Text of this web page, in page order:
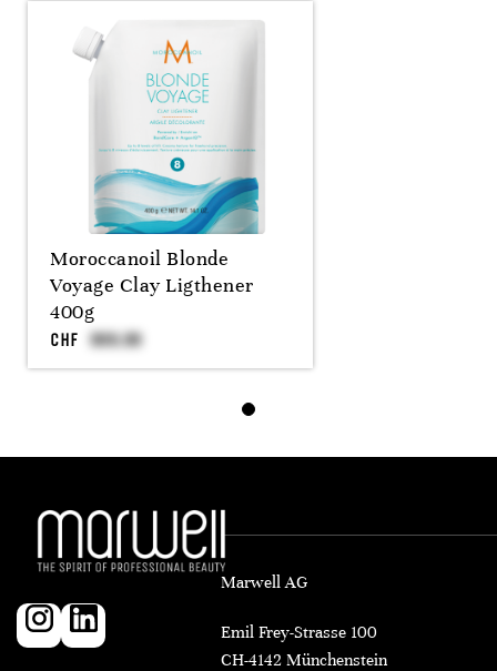
Moroccanoil Blonde
Voyage Clay Ligthener
400g
CHF
Marwell AG
Emil Frey-Strasse 100
CH-4142 Münchenstein